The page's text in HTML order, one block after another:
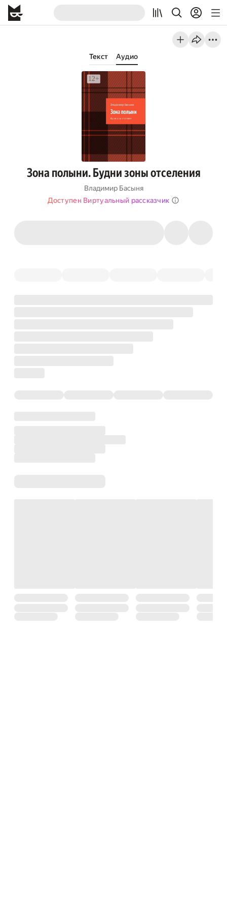
Текст Аудио
Зона полыни. Будни зоны отселения
Владимир Басыня
Доступен Виртуальный рассказчик